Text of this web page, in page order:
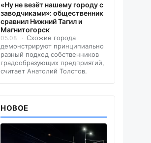
«Ну не везёт нашему городу с
заводчиками»: общественник
сравнил Нижний Тагил и
Магнитогорск
05.08
Схожие города
демонстрируют принципиально
разный подход собственников
градообразующих предприятий,
считает Анатолий Толстов.
НОВОЕ